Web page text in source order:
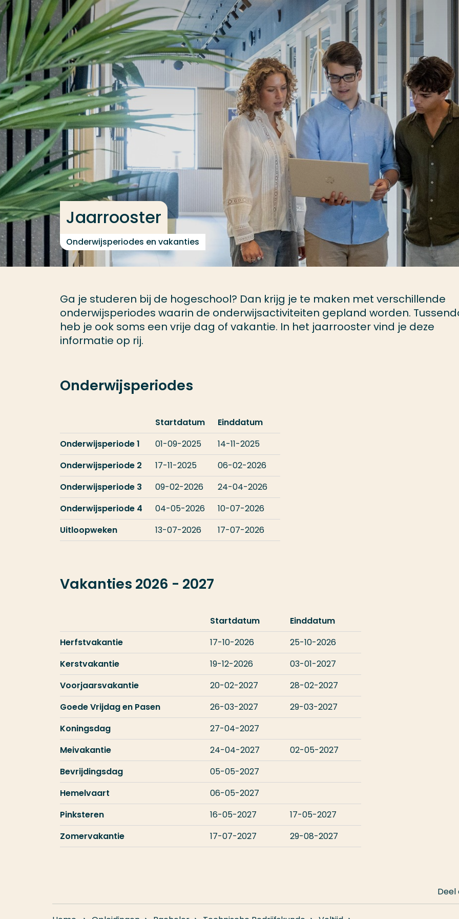
Ga direct naar de content
Jaarrooster
Onderwijsperiodes en vakanties
Ga je studeren bij de hogeschool? Dan krijg je te maken met verschillende
onderwijsperiodes waarin de onderwijsactiviteiten gepland worden.
heb je ook soms een vrije dag of vakantie. In het jaarrooster vind je deze
informatie op rij.
Onderwijsperiodes
Startdatum
Einddatum
Onderwijsperiode 1
01-09-2025
14-11-2025
Onderwijsperiode 2
17-11-2025
06-02-2026
Onderwijsperiode 3
09-02-2026
24-04-2026
Onderwijsperiode 4
04-05-2026
10-07-2026
Uitloopweken
13-07-2026 17-07-2026
Vakanties 2026 - 2027
Startdatum
Einddatum
Herfstvakantie
17-10-2026
25-10-2026
Kerstvakantie
19-12-2026
03-01-2027
Voorjaarsvakantie
20-02-2027
28-02-2027
Goede Vrijdag en Pasen
26-03-2027
29-03-2027
Koningsdag
27-04-2027
Meivakantie
24-04-2027
02-05-2027
Bevrijdingsdag
05-05-2027
Hemelvaart
06-05-2027
Pinksteren
16-05-2027
17-05-2027
Zomervakantie
17-07-2027 29-08-2027
Veel gezocht
Opleiding
Contact